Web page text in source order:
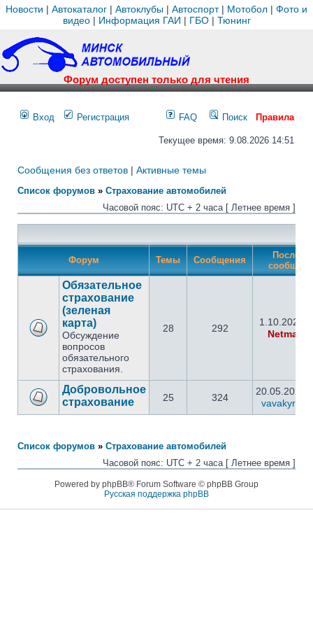
Новости | Автокаталог | Автоклубы | Автоспорт| Мотобол | Фото и
видео| Информация ГАИ | ГБО| Тюнинг
Форум доступен только для чтения
Вход Регистрация FAQ Поиск Правила
Текущее время: 9.08.2026 14:51
Сообщения без ответов | Активные темы
Список форумов » Страхование автомобилей
Часовой пояс: UTC + 2 часа [ Летнее время ]
Форум Темы Сообщения
Обязательное
страхование
(зеленая
карта)
Обсуждение
вопросов
обязательного
страхования.
28 292
1.10.2020
Netman
Добровольное
страхование
25 324
20.05.2021
vavakyrikin
Список форумов » Страхование автомобилей
Часовой пояс: UTC + 2 часа [ Летнее время ]
Powered by phpBB® Forum Software © phpBB Group
Русская поддержка phpBB